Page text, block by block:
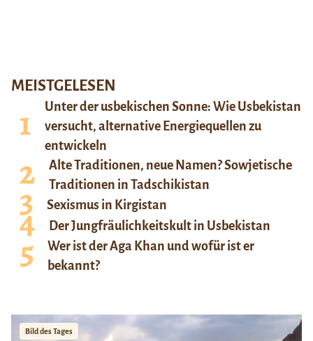
MEISTGELESEN
Unter der usbekischen Sonne: Wie Usbekistan
versucht, alternative Energiequellen zu
entwickeln
Alte Traditionen, neue Namen? Sowjetische
Traditionen in Tadschikistan
Sexismus in Kirgistan
Der Jungfräulichkeitskult in Usbekistan
Wer ist der Aga Khan und wofür ist er
bekannt?
Bild des Tages